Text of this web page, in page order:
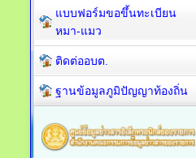
แบบฟอร์มขอขึ้นทะเบียน
หมา-แมว
ติดต่ออบต.
ฐานข้อมูลภูมิปัญญาท้องถิ่น